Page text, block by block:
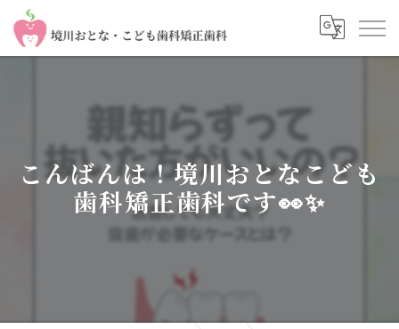
こんばんは！境川おとなこども
歯科矯正歯科です👀✨